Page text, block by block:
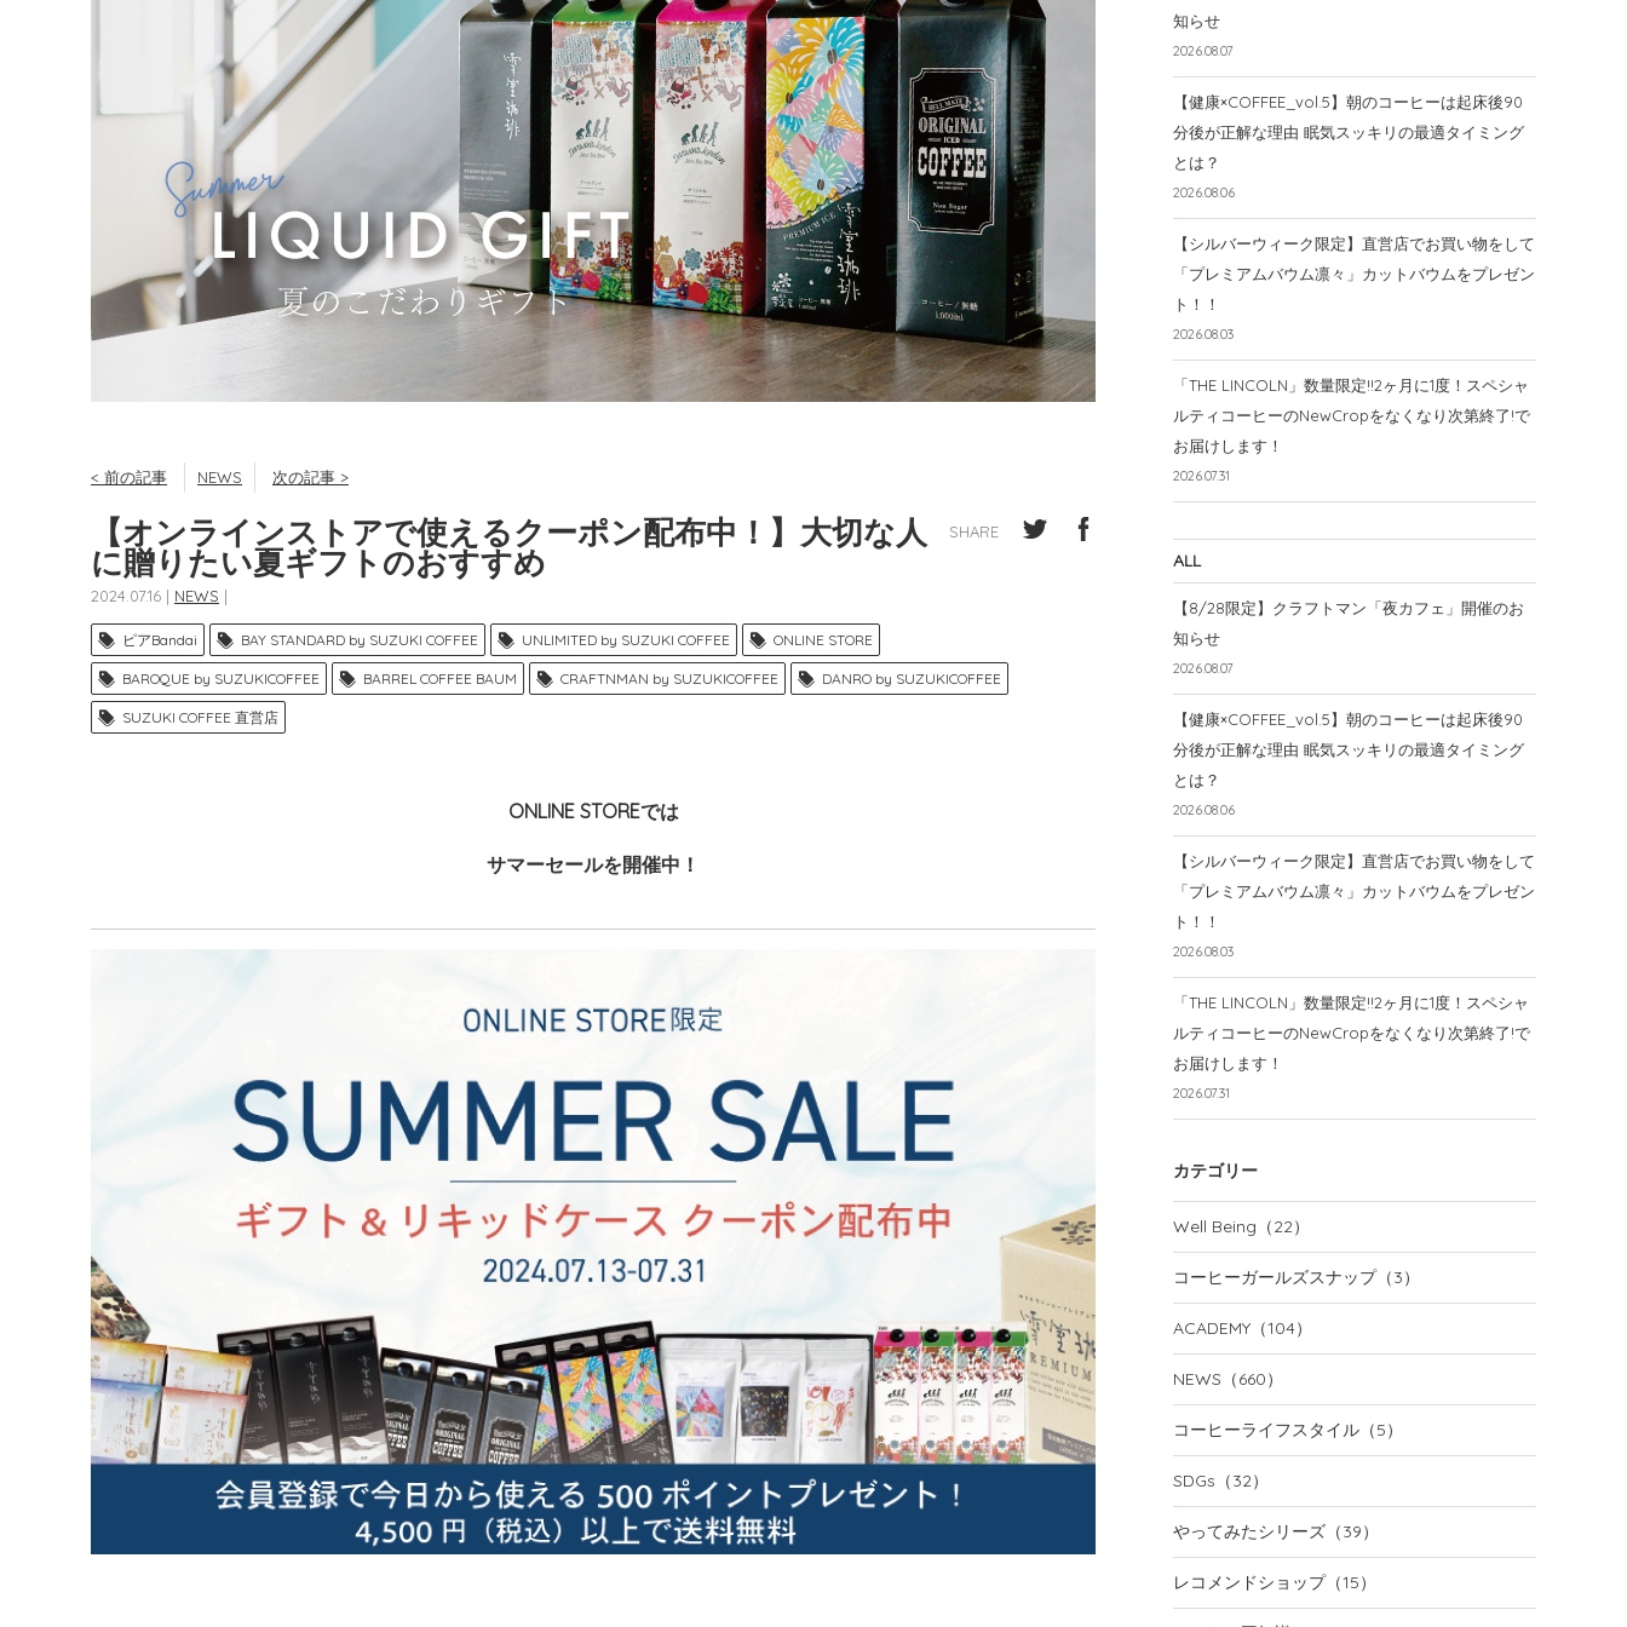
< 前の記事 NEWS 次の記事 >
【オンラインストアで使えるクーポン配布中！】大切な人
に贈りたい夏ギフトのおすすめ
2024.07.16 | NEWS |
SHARE
ピアBandai BAY STANDARD by SUZUKI COFFEE UNLIMITED by SUZUKI COFFEE ONLINE STORE
BAROQUE by SUZUKICOFFEE BARREL COFFEE BAUM CRAFTNMAN by SUZUKICOFFEE DANRO by SUZUKICOFFEE
SUZUKI COFFEE 直営店
ONLINE STOREでは
サマーセールを開催中！
知らせ
2026.08.07
【健康×COFFEE_vol.5】朝のコーヒーは起床後90
分後が正解な理由 眠気スッキリの最適タイミング
とは？
2026.08.06
【シルバーウィーク限定】直営店でお買い物をして
「プレミアムバウム凛々」カットバウムをプレゼン
ト！！
2026.08.03
「THE LINCOLN」数量限定!!2ヶ月に1度！スペシャ
ルティコーヒーのNewCropをなくなり次第終了!で
お届けします！
2026.07.31
ALL
【8/28限定】クラフトマン「夜カフェ」開催のお
知らせ
2026.08.07
【健康×COFFEE_vol.5】朝のコーヒーは起床後90
分後が正解な理由 眠気スッキリの最適タイミング
とは？
2026.08.06
【シルバーウィーク限定】直営店でお買い物をして
「プレミアムバウム凛々」カットバウムをプレゼン
ト！！
2026.08.03
「THE LINCOLN」数量限定!!2ヶ月に1度！スペシャ
ルティコーヒーのNewCropをなくなり次第終了!で
お届けします！
2026.07.31
カテゴリー
Well Being （22）
コーヒーガールズスナップ（3）
ACADEMY （104）
NEWS （660）
コーヒーライフスタイル （5）
SDGs （32）
やってみたシリーズ （39）
レコメンドショップ（15）